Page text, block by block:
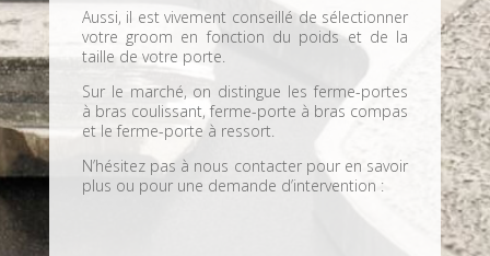
Aussi, il est vivement conseillé de sélectionner
votre groom en fonction du poids et de la
taille de votre porte.
Sur le marché, on distingue les ferme-portes
à bras coulissant, ferme-porte à bras compas
et le ferme-porte à ressort.
N’hésitez pas à nous contacter pour en savoir
plus ou pour une demande d’intervention :